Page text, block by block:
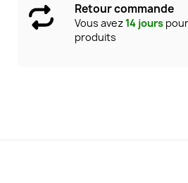
Retour commande
Vous avez14 jours
produits